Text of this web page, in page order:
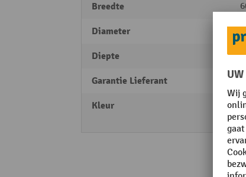
Breedte
Diameter
Diepte
Garantie Lieferant 2
Kleur